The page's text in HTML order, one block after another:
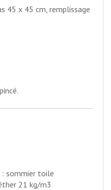
45 x 45 cm, remplissage
sommier toile
21 kg/m3